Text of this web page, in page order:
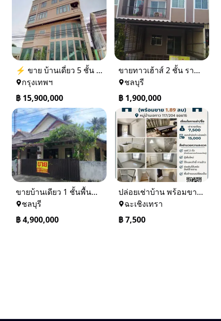
⚡ ขาย บ้านเดี่ยว 5 ชั้น ซอย ประชาชื่น 14 ใกล้ BTS
กรุงเทพฯ
฿ 15,900,000
ขายทาวเฮ้าส์ 2 ชั้น ราคา 1.9 ล้านบาท ที่อยู่ ศรีราชา ชลบุรี
ชลบุรี
฿ 1,900,000
ขายบ้านเดียว 1 ชั้นพื้นที่ 102 ตรว บางละมุง ชลบุรี
ชลบุรี
฿4,900,000
ปล่อยเช่าบ้าน พร้อมขาย หมู่บ้านเจทาว ตำบลแสนภูดาษ
ฉะเชิงเทรา
฿7,500